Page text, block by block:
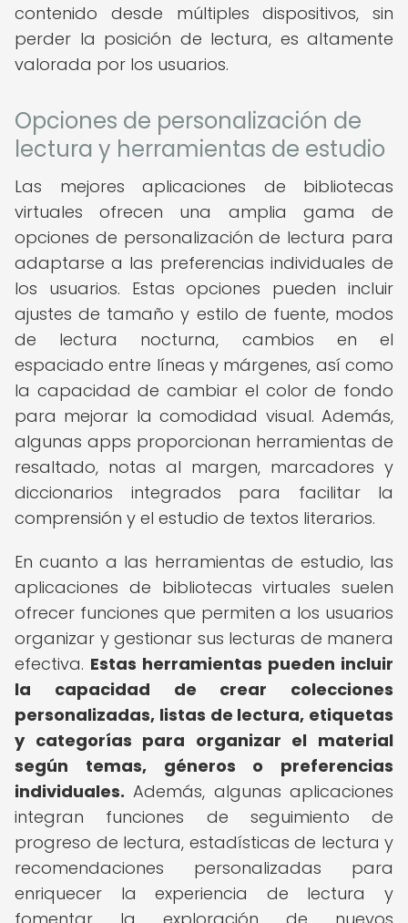
contenido desde múltiples dispositivos, sin
perder la posición de lectura, es altamente
valorada por los usuarios.
Opciones de personalización de
lectura y herramientas de estudio
Las mejores aplicaciones de bibliotecas
virtuales ofrecen una amplia gama de
opciones de personalización de lectura para
adaptarse a las preferencias individuales de
los usuarios. Estas opciones pueden incluir
ajustes de tamaño y estilo de fuente, modos
de lectura nocturna, cambios en el
espaciado entre líneas y márgenes, así como
la capacidad de cambiar el color de fondo
para mejorar la comodidad visual. Además,
algunas apps proporcionan herramientas de
resaltado, notas al margen, marcadores y
diccionarios integrados para facilitar la
comprensión y el estudio de textos literarios.
En cuanto a las herramientas de estudio, las
aplicaciones de bibliotecas virtuales suelen
ofrecer funciones que permiten a los usuarios
organizar y gestionar sus lecturas de manera
efectiva. Estas herramientas pueden incluir
la capacidad de crear colecciones
personalizadas, listas de lectura, etiquetas
y categorías para organizar el material
según temas, géneros o preferencias
individuales. Además, algunas aplicaciones
integran funciones de seguimiento de
progreso de lectura, estadísticas de lectura y
recomendaciones personalizadas para
enriquecer la experiencia de lectura y